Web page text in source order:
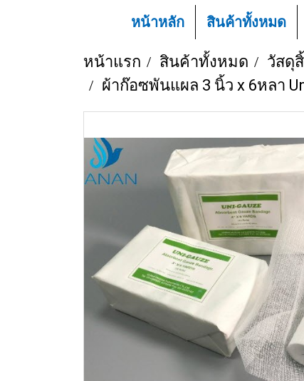
หน้าหลัก สินค้าทั้งหมด
หน้าแรก สินค้าทั้งหมด วัสดุ
ผ้าก๊อซพันแผล 3 นิ้ว x 6หลา